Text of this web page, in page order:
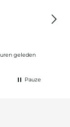
geleden
lang
Pauze